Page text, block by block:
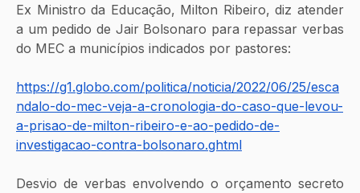
Ex Ministro da Educação, Milton Ribeiro, diz atender
a um pedido de Jair Bolsonaro para repassar verbas
do MEC a municípios indicados por pastores:
https://g1.globo.com/politica/noticia/2022/06/25/esca
ndalo-do-mec-veja-a-cronologia-do-caso-que-levou-
a-prisao-de-milton-ribeiro-e-ao-pedido-de-
investigacao-contra-bolsonaro.ghtml
Desvio de verbas envolvendo o orçamento secreto